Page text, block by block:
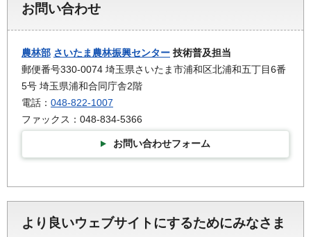
お問い合わせ
農林部 さいたま農林振興センター 技術普及担当
郵便番号330-0074 埼玉県さいたま市浦和区北浦和五丁目6番
5号 埼玉県浦和合同庁舎2階
電話： 048-822-1007
ファックス：048-834-5366
お問い合わせフォーム
より良いウェブサイトにするためにみなさま